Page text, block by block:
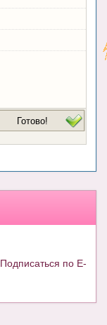
Подписаться по E-